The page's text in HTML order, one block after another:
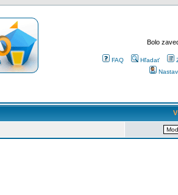
Bolo
FAQ Hľadať